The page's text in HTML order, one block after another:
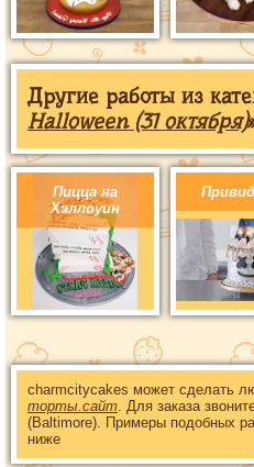
Другие работы из
Halloween (31 октября)
Пицца на
Хэллоуин
charmcitycakes может сделать
торты.сайт . Для заказа
(Baltimore). Примеры подобных
ниже